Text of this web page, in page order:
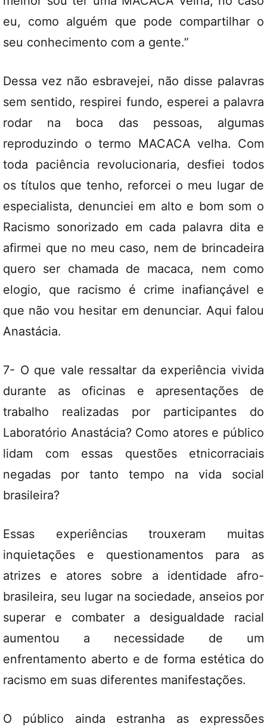
eu, como alguém que pode compartilhar o
seu conhecimento com a gente.”
Dessa vez não esbravejei, não disse palavras
sem sentido, respirei fundo, esperei a palavra
rodar na boca das pessoas, algumas
reproduzindo o termo MACACA velha. Com
toda paciência revolucionaria, desfiei todos
os títulos que tenho, reforcei o meu lugar de
especialista, denunciei em alto e bom som o
Racismo sonorizado em cada palavra dita e
afirmei que no meu caso, nem de brincadeira
quero ser chamada de macaca, nem como
elogio, que racismo é crime inafiançável e
que não vou hesitar em denunciar. Aqui falou
Anastácia.
7- O que vale ressaltar da experiência vivida
durante as oficinas e apresentações de
trabalho realizadas por participantes do
Laboratório Anastácia? Como atores e público
lidam com essas questões etnicorraciais
negadas por tanto tempo na vida social
brasileira?
Essas experiências trouxeram muitas
inquietações e questionamentos para as
atrizes e atores sobre a identidade afro-
brasileira, seu lugar na sociedade, anseios por
superar e combater a desigualdade racial
aumentou a necessidade de um
enfrentamento aberto e de forma estética do
racismo em suas diferentes manifestações.
O público ainda estranha as expressões